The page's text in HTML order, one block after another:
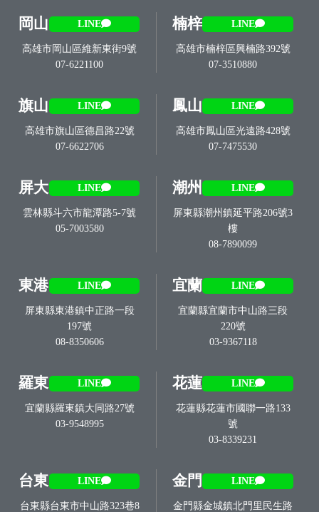
岡山 LINE
高雄市岡山區維新東街9號
07-6221100
楠梓 LINE
高雄市楠梓區興楠路392號
07-3510880
旗山 LINE
高雄市旗山區德昌路22號
07-6622706
鳳山 LINE
高雄市鳳山區光遠路428號
07-7475530
屏大 LINE
雲林縣斗六市龍潭路5-7號
05-7003580
潮州 LINE
屏東縣潮州鎮延平路206號3
樓
08-7890099
東港 LINE
屏東縣東港鎮中正路一段
197號
08-8350606
宜蘭 LINE
宜蘭縣宜蘭市中山路三段
220號
03-9367118
羅東 LINE
宜蘭縣羅東鎮大同路27號
03-9548995
花蓮 LINE
花蓮縣花蓮市國聯一路133
號
03-8339231
台東 LINE
台東縣台東市中山路323巷8
金門 LINE
金門縣金城鎮北門里民生路